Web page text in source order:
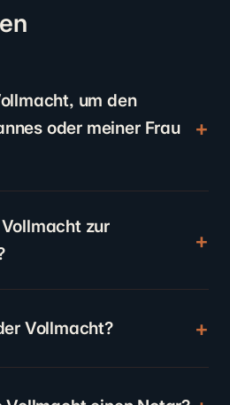
um den
oder meiner Frau
zur
Vollmacht?